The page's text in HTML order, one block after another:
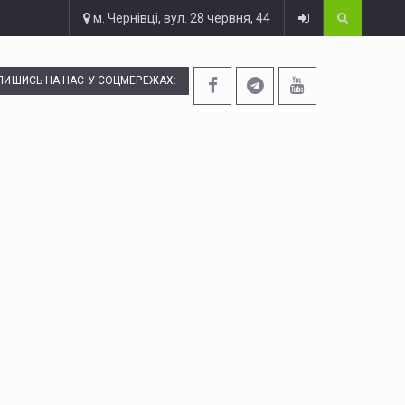
м. Чернівці, вул. 28 червня, 44
НА НАС У СОЦМЕРЕЖАХ: